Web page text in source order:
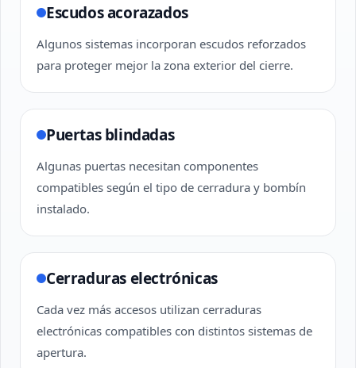
Escudos acorazados
Algunos sistemas incorporan escudos reforzados
para proteger mejor la zona exterior del cierre.
Puertas blindadas
Algunas puertas necesitan componentes
compatibles según el tipo de cerradura y bombín
instalado.
Cerraduras electrónicas
Cada vez más accesos utilizan cerraduras
electrónicas compatibles con distintos sistemas de
apertura.